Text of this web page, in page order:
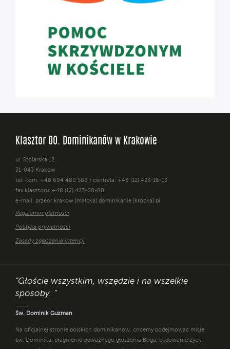
Klasztor OO. Dominikanów w Krakowie
ul. Stolarska 12,
31-043 Kraków
tel. kom. +48 694 480 588 / centrala: +48 (12) 423-16-13
fax klasztoru: +48 (12) 423-00-80
e-mail: przeor.krakow [małpka] dominikanie [kropka] pl
Regulamin płatności
Polityka prywatności
Zasady zgłaszania intencji
"Głoście wszystkim, wszędzie i na wszelkie
sposoby. "
Św. Dominik Guzman
Na oficjalnej stronie polskich dominikanów, chcemy podejmować misję
św. Dominika: pragnienie odważnego głoszenia Boga, budowanie życia